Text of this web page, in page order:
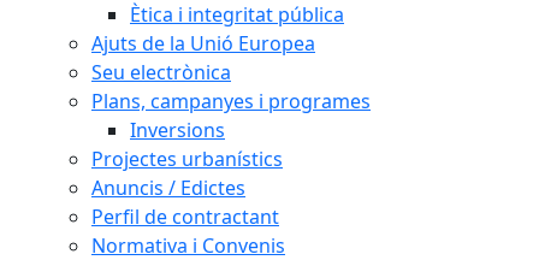
Ètica i integritat pública
Ajuts de la Unió Europea
Seu electrònica
Plans, campanyes i programes
Inversions
Projectes urbanístics
Anuncis / Edictes
Perfil de contractant
Normativa i Convenis